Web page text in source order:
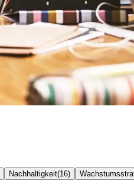
Nachhaltigkeit(16)